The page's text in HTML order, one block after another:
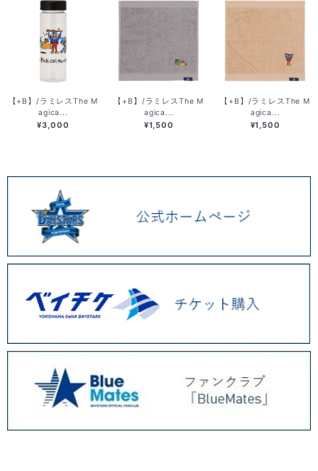
【+B】/ラミレスThe M
agica...
¥3,000
【+B】/ラミレスThe M
agica...
¥1,500
【+B】/ラミレスThe M
agica...
¥1,500